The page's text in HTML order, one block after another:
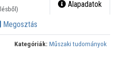
Alapadatok
Megosztás
Kategóriák: Műszaki tudományok